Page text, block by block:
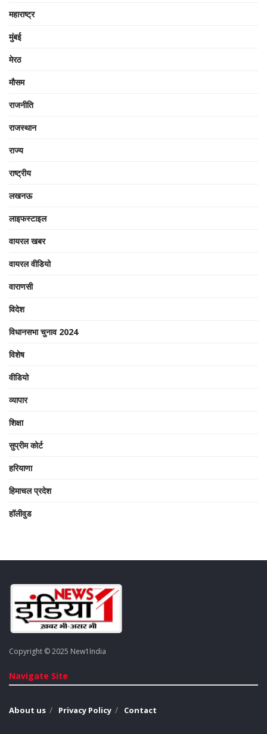
महाराष्ट्र
मुंबई
मेरठ
मौसम
राजनीति
राजस्थान
राज्य
राष्ट्रीय
लखनऊ
लाइफस्टाइल
वायरल खबर
वायरल वीडियो
वाराणसी
विदेश
विधानसभा चुनाव 2024
विशेष
वीडियो
व्यापार
शिक्षा
सुप्रीम कोर्ट
हरियाणा
हिमाचल प्रदेश
हॉलीवुड
Copyright © 2025 New1India
Navigate Site
About us Privacy Policy Contact